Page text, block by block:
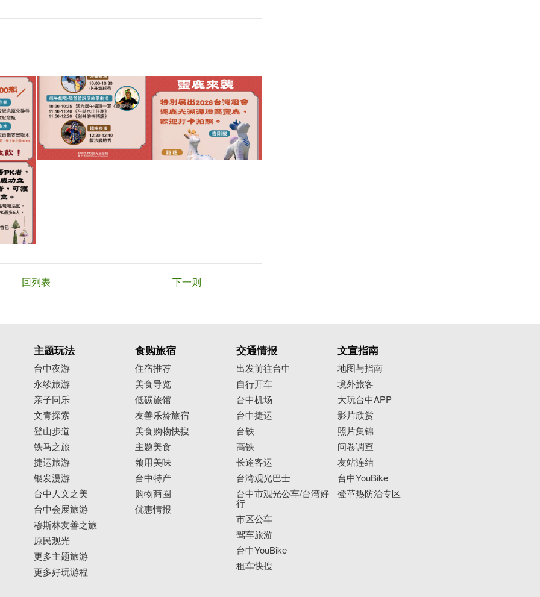
回列表 下一则
主题玩法
台中夜游
永续旅游
亲子同乐
文青探索
登山步道
铁马之旅
捷运旅游
银发漫游
台中人文之美
台中会展旅游
穆斯林友善之旅
原民观光
更多主题旅游
更多好玩游程
食购旅宿
住宿推荐
美食导览
低碳旅馆
友善乐龄旅宿
美食购物快搜
主题美食
飨用美味
台中特产
购物商圈
优惠情报
交通情报
出发前往台中
自行开车
台中机场
台中捷运
台铁
高铁
长途客运
台湾观光巴士
台中市观光公车/台湾好
行
市区公车
驾车旅游
台中YouBike
租车快搜
文宣指南
地图与指南
境外旅客
大玩台中APP
影片欣赏
照片集锦
问卷调查
友站连结
台中YouBike
登革热防治专区